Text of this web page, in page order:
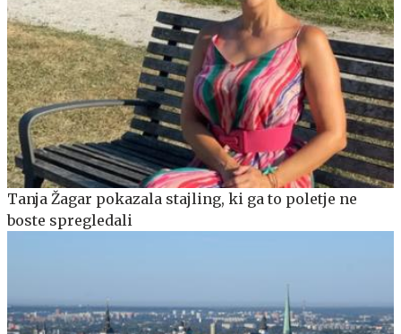
Tanja Žagar pokazala stajling, ki ga to poletje ne
boste spregledali